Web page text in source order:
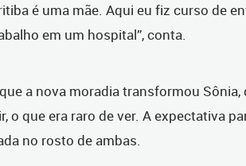
é uma mãe. Aqui eu fiz curso de
em um hospital”, conta.
a nova moradia transformou Sônia,
o que era raro de ver. A expectativa
no rosto de ambas.